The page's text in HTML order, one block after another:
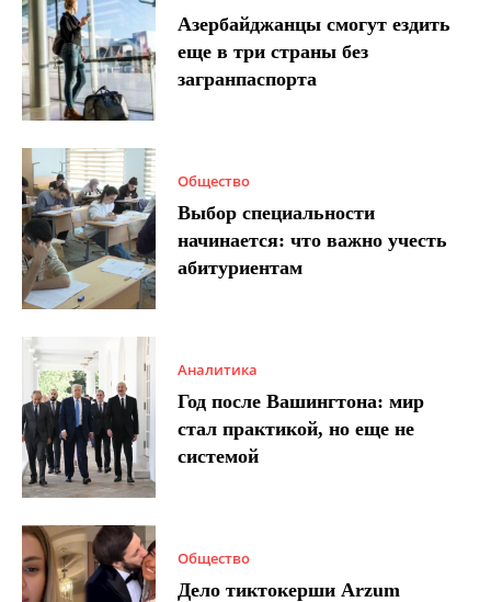
Азербайджанцы смогут ездить
еще в три страны без
загранпаспорта
Общество
Выбор специальности
начинается: что важно учесть
абитуриентам
Аналитика
Год после Вашингтона: мир
стал практикой, но еще не
системой
Общество
Дело тиктокерши Arzum